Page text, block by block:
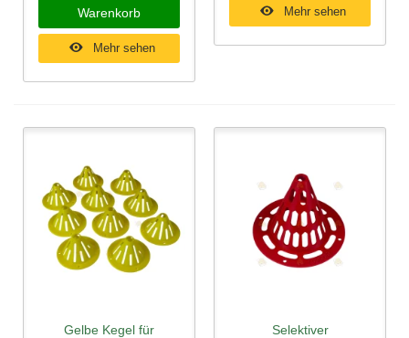
Warenkorb
Mehr sehen
Mehr sehen
Gelbe Kegel für
Selektiver